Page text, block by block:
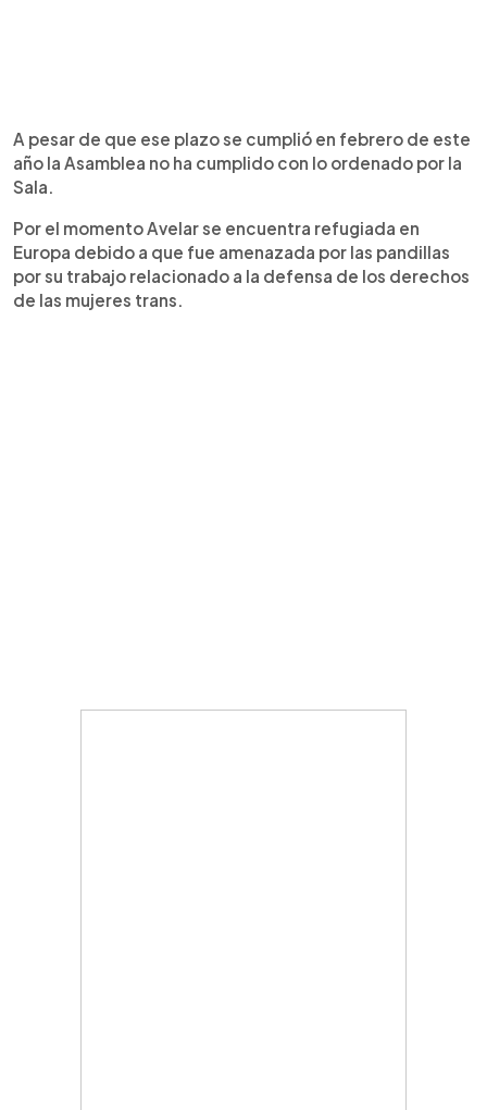
A pesar de que ese plazo se cumplió en febrero de este
año la Asamblea no ha cumplido con lo ordenado por la
Sala.
Por el momento Avelar se encuentra refugiada en
Europa debido a que fue amenazada por las pandillas
por su trabajo relacionado a la defensa de los derechos
de las mujeres trans.